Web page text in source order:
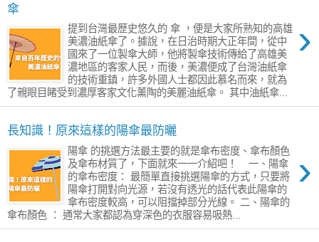
傘
›
提到台灣最歷史悠久的 傘 ，便是大家所熟知的高雄
美濃油紙傘了。據說，在日治時期大正年間，從中
國來了一位製傘大師，他將製傘技術傳給了高雄美
濃地區的客家人民，而後，美濃便成了台灣油紙傘
的技術重鎮，許多外國人士都因此慕名而來，就為
了親眼目睹受到濃厚客家文化薰陶的美麗油紙傘。 其中油紙傘...
長知識！原來這樣的陽傘最防曬
›
陽傘 的挑選方法最主要的就是傘布密度、傘布顏色
及傘布材質了，下面就來一一介紹吧！ 一、陽傘
的傘布密度： 最簡單直接挑選陽傘的方式，只要將
陽傘打開對向光源，若沒有透光的話代表此陽傘的
傘布密度較高，可以阻擋掉部分光線。 二、陽傘的
傘布顏色 ： 通常大家都認為穿深色的衣服容易吸熱...